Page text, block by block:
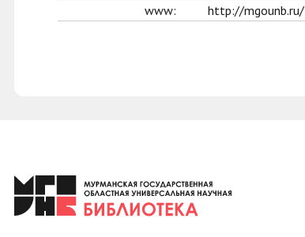
www:
http://mgounb.ru/